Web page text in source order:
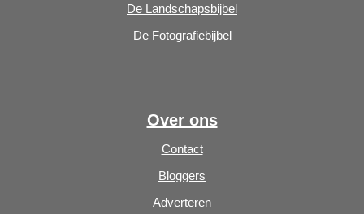
De Landschapsbijbel
De Fotografiebijbel
Over ons
Contact
Bloggers
Adverteren